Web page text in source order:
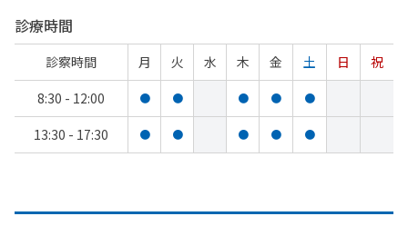
診療時間
診察時間 月 火 水 木 金 土 日
祝
8:30 - 12:00
● ● ● ● ●
13:30 - 17:30 ● ● ● ● ●